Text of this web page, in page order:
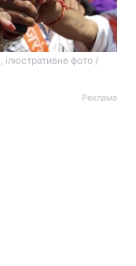
ілюстративне фото /
Реклама